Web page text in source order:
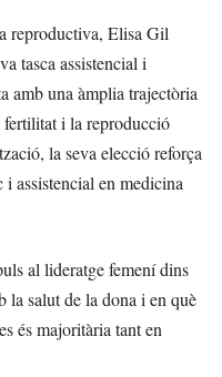
reproductiva, Elisa Gil
tasca assistencial i
amb una àmplia trajectòria
fertilitat i la reproducció
la seva elecció reforça
assistencial en medicina
al lideratge femení dins
la salut de la dona i en què
és majoritària tant en